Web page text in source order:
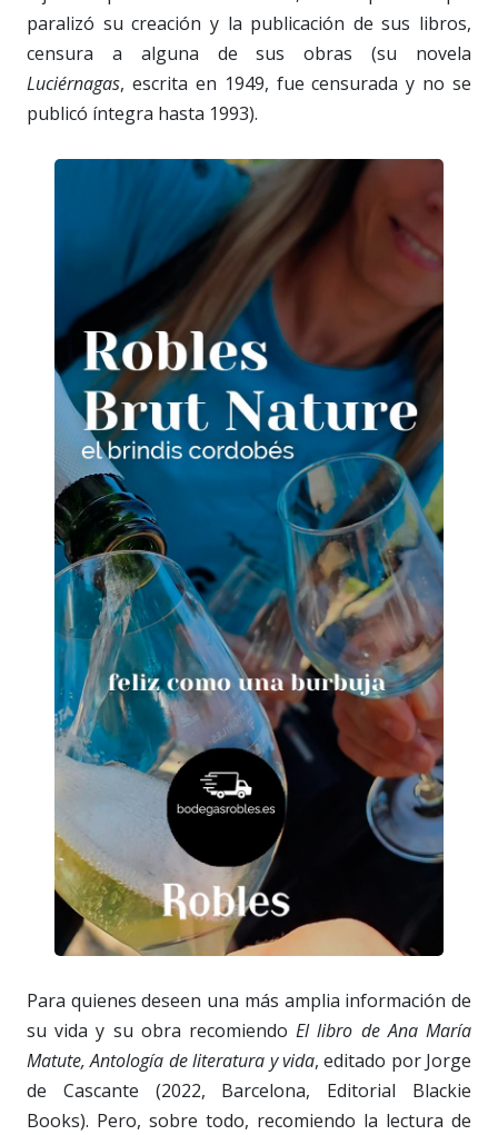
paralizó su creación y la publicación de sus libros,
censura a alguna de sus obras (su novela
Luciérnagas, escrita en 1949, fue censurada y no se
publicó íntegra hasta 1993).
Para quienes deseen una más amplia información de
su vida y su obra recomiendoEl libro de Ana María
Matute, Antología de literatura y vida, editado por Jorge
de Cascante (2022, Barcelona, Editorial Blackie
Books). Pero, sobre todo, recomiendo la lectura de